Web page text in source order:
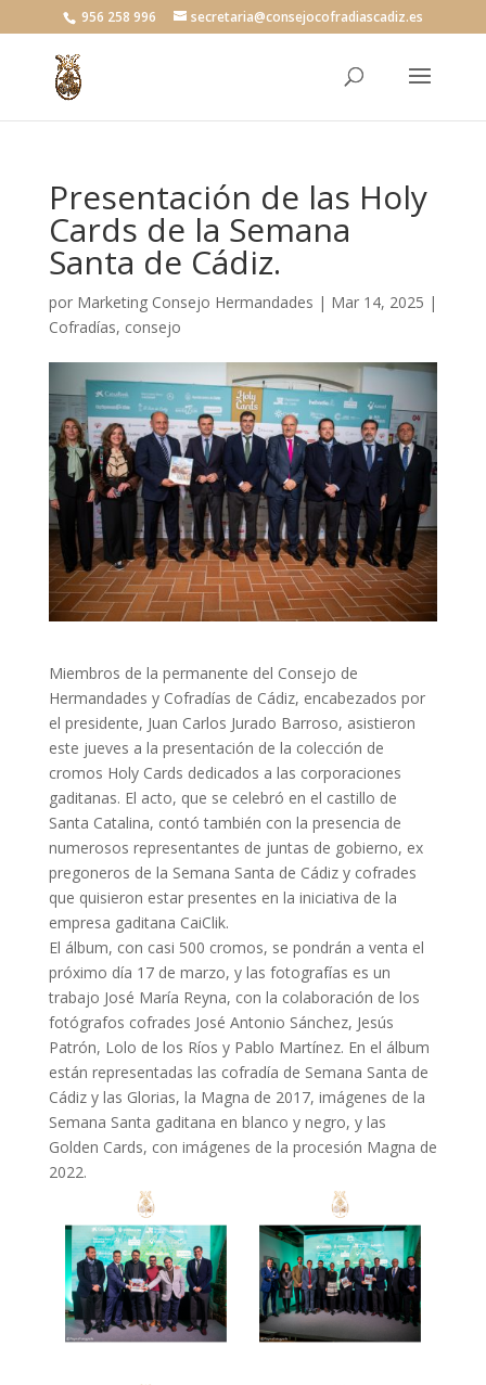
956 258 996 secretaria@consejocofradiascadiz.es
Presentación de las Holy
Cards de la Semana
Santa de Cádiz.
por Marketing Consejo Hermandades | Mar 14, 2025 |
Cofradías, consejo
Miembros de la permanente del Consejo de
Hermandades y Cofradías de Cádiz, encabezados por
el presidente, Juan Carlos Jurado Barroso, asistieron
este jueves a la presentación de la colección de
cromos Holy Cards dedicados a las corporaciones
gaditanas. El acto, que se celebró en el castillo de
Santa Catalina, contó también con la presencia de
numerosos representantes de juntas de gobierno, ex
pregoneros de la Semana Santa de Cádiz y cofrades
que quisieron estar presentes en la iniciativa de la
empresa gaditana CaiClik.
El álbum, con casi 500 cromos, se pondrán a venta el
próximo día 17 de marzo, y las fotografías es un
trabajo José María Reyna, con la colaboración de los
fotógrafos cofrades José Antonio Sánchez, Jesús
Patrón, Lolo de los Ríos y Pablo Martínez. En el álbum
están representadas las cofradía de Semana Santa de
Cádiz y las Glorias, la Magna de 2017, imágenes de la
Semana Santa gaditana en blanco y negro, y las
Golden Cards, con imágenes de la procesión Magna de
2022.